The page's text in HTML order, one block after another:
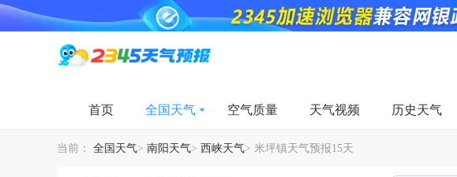
首页 全国天气 空气质量 天气视频 历史天气
当前： 全国天气> 南阳天气> 西峡天气> 米坪镇天气预报15天